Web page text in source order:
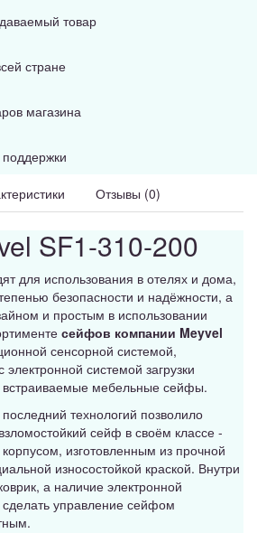
товар
стране
магазина
поддержки
Отзывы (0)
SF1-310-200
для использования в отелях и дома,
безопасности и надёжности, а
и простым в использовании
сейфов компании Meyvel
сенсорной системой,
системой загрузки
мебельные сейфы.
технологий позволило
сейф в своём классе -
корпусом, изготовленным из прочной
износостойкой краской. Внутри
а наличие электронной
сделать управление сейфом